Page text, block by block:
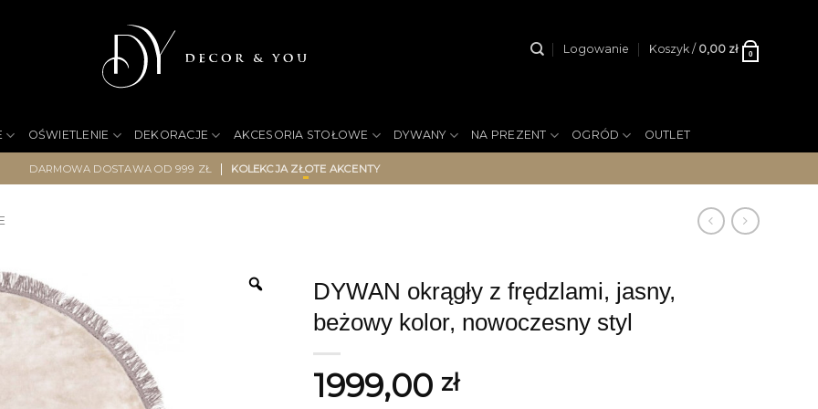
Logowanie Koszyk / 0,00 zł 0
OŚWIETLENIE DEKORACJE AKCESORIA STOŁOWE DYWANY NA PREZENT OGRÓD OUTLET
DARMOWA DOSTAWA OD 999 ZŁ | KOLEKCJA ZŁOTE AKCENTY
DYWAN okrągły z frędzlami, jasny,
beżowy kolor, nowoczesny styl
1999,00 zł